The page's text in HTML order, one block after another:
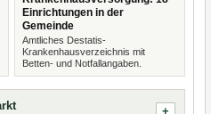
Einrichtungen in der
Gemeinde
Amtliches Destatis-
Krankenhausverzeichnis mit
Betten- und Notfallangaben.